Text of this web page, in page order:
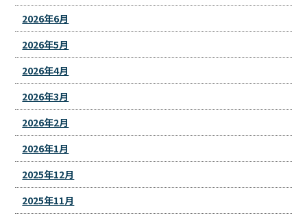
2026年6月
2026年5月
2026年4月
2026年3月
2026年2月
2026年1月
2025年12月
2025年11月